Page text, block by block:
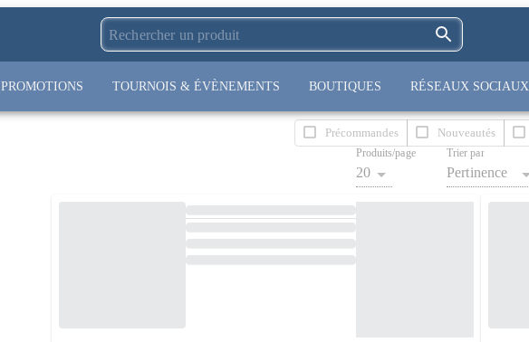
PROMOTIONS TOURNOIS & ÉVÈNEMENTS BOUTIQUES RÉSEAUX SOCIAUX
Précommandes Nouveautés
Produits/page
20
Trier par
Pertinence